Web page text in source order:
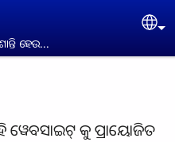
ହେଉ...
ୱେବସାଇଟ୍ କୁ ପ୍ରାୟୋଜିତ